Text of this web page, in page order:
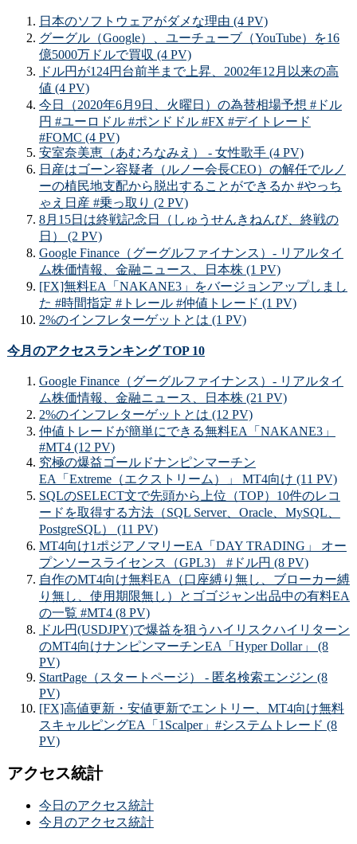
日本のソフトウェアがダメな理由 (4 PV)
グーグル（Google）、ユーチューブ（YouTube）を16
億5000万ドルで買収 (4 PV)
ドル円が124円台前半まで上昇、2002年12月以来の高
値 (4 PV)
今日（2020年6月9日、火曜日）の為替相場予想 #ドル
円 #ユーロドル #ポンドドル #FX #デイトレード
#FOMC (4 PV)
安室奈美恵（あむろなみえ） - 女性歌手 (4 PV)
日産はゴーン容疑者（ルノー会長CEO）の解任でルノ
ーの植民地支配から脱出することができるか #やっち
ゃえ日産 #乗っ取り (2 PV)
8月15日は終戦記念日（しゅうせんきねんび、終戦の
日） (2 PV)
Google Finance（グーグルファイナンス）- リアルタイ
ム株価情報、金融ニュース、日本株 (1 PV)
[FX]無料EA「NAKANE3」をバージョンアップしまし
た #時間指定 #トレール #仲値トレード (1 PV)
2%のインフレターゲットとは (1 PV)
今月のアクセスランキング TOP 10
Google Finance（グーグルファイナンス）- リアルタイ
ム株価情報、金融ニュース、日本株 (21 PV)
2%のインフレターゲットとは (12 PV)
仲値トレードが簡単にできる無料EA「NAKANE3」
#MT4 (12 PV)
究極の爆益ゴールドナンピンマーチン
EA「Extreme（エクストリーム）」 MT4向け (11 PV)
SQLのSELECT文で先頭から上位（TOP）10件のレコ
ードを取得する方法（SQL Server、Oracle、MySQL、
PostgreSQL） (11 PV)
MT4向け1ポジアノマリーEA「DAY TRADING」 オー
プンソースライセンス（GPL3） #ドル円 (8 PV)
自作のMT4向け無料EA（口座縛り無し、ブローカー縛
り無し、使用期限無し）とゴゴジャン出品中の有料EA
の一覧 #MT4 (8 PV)
ドル円(USDJPY)で爆益を狙うハイリスクハイリターン
のMT4向けナンピンマーチンEA「Hyper Dollar」 (8
PV)
StartPage（スタートページ） - 匿名検索エンジン (8
PV)
[FX]高値更新・安値更新でエントリー、MT4向け無料
スキャルピングEA「1Scalper」#システムトレード (8
PV)
アクセス統計
今日のアクセス統計
今月のアクセス統計